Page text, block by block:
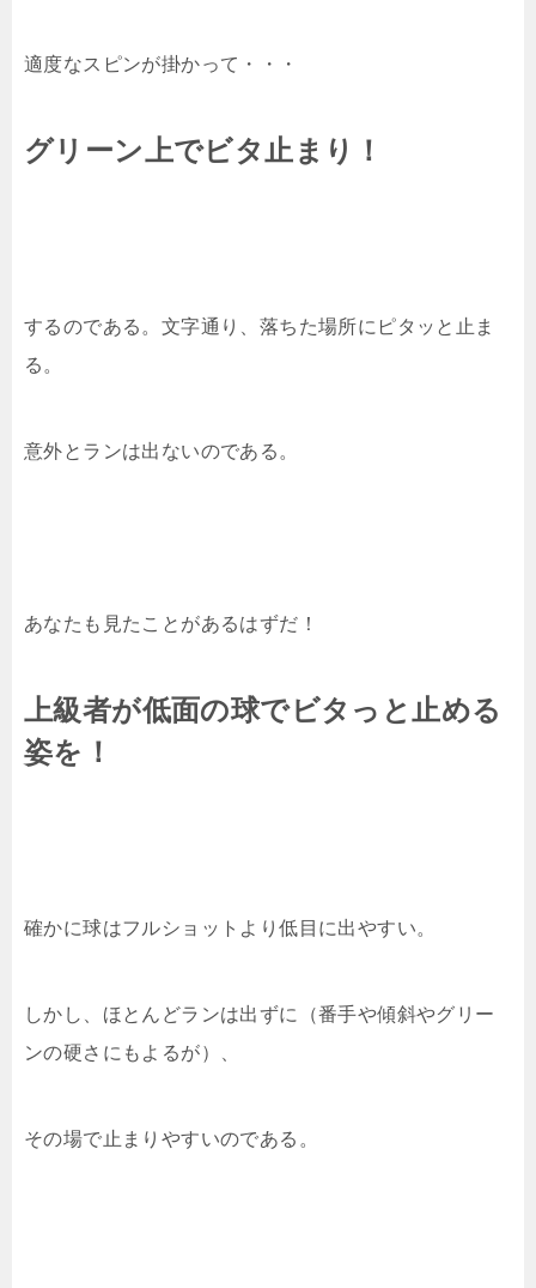
適度なスピンが掛かって・・・
グリーン上でビタ止まり！
するのである。文字通り、落ちた場所にピタッと止ま
る。
意外とランは出ないのである。
あなたも見たことがあるはずだ！
上級者が低面の球でビタっと止める
姿を！
確かに球はフルショットより低目に出やすい。
しかし、ほとんどランは出ずに（番手や傾斜やグリー
ンの硬さにもよるが）、
その場で止まりやすいのである。